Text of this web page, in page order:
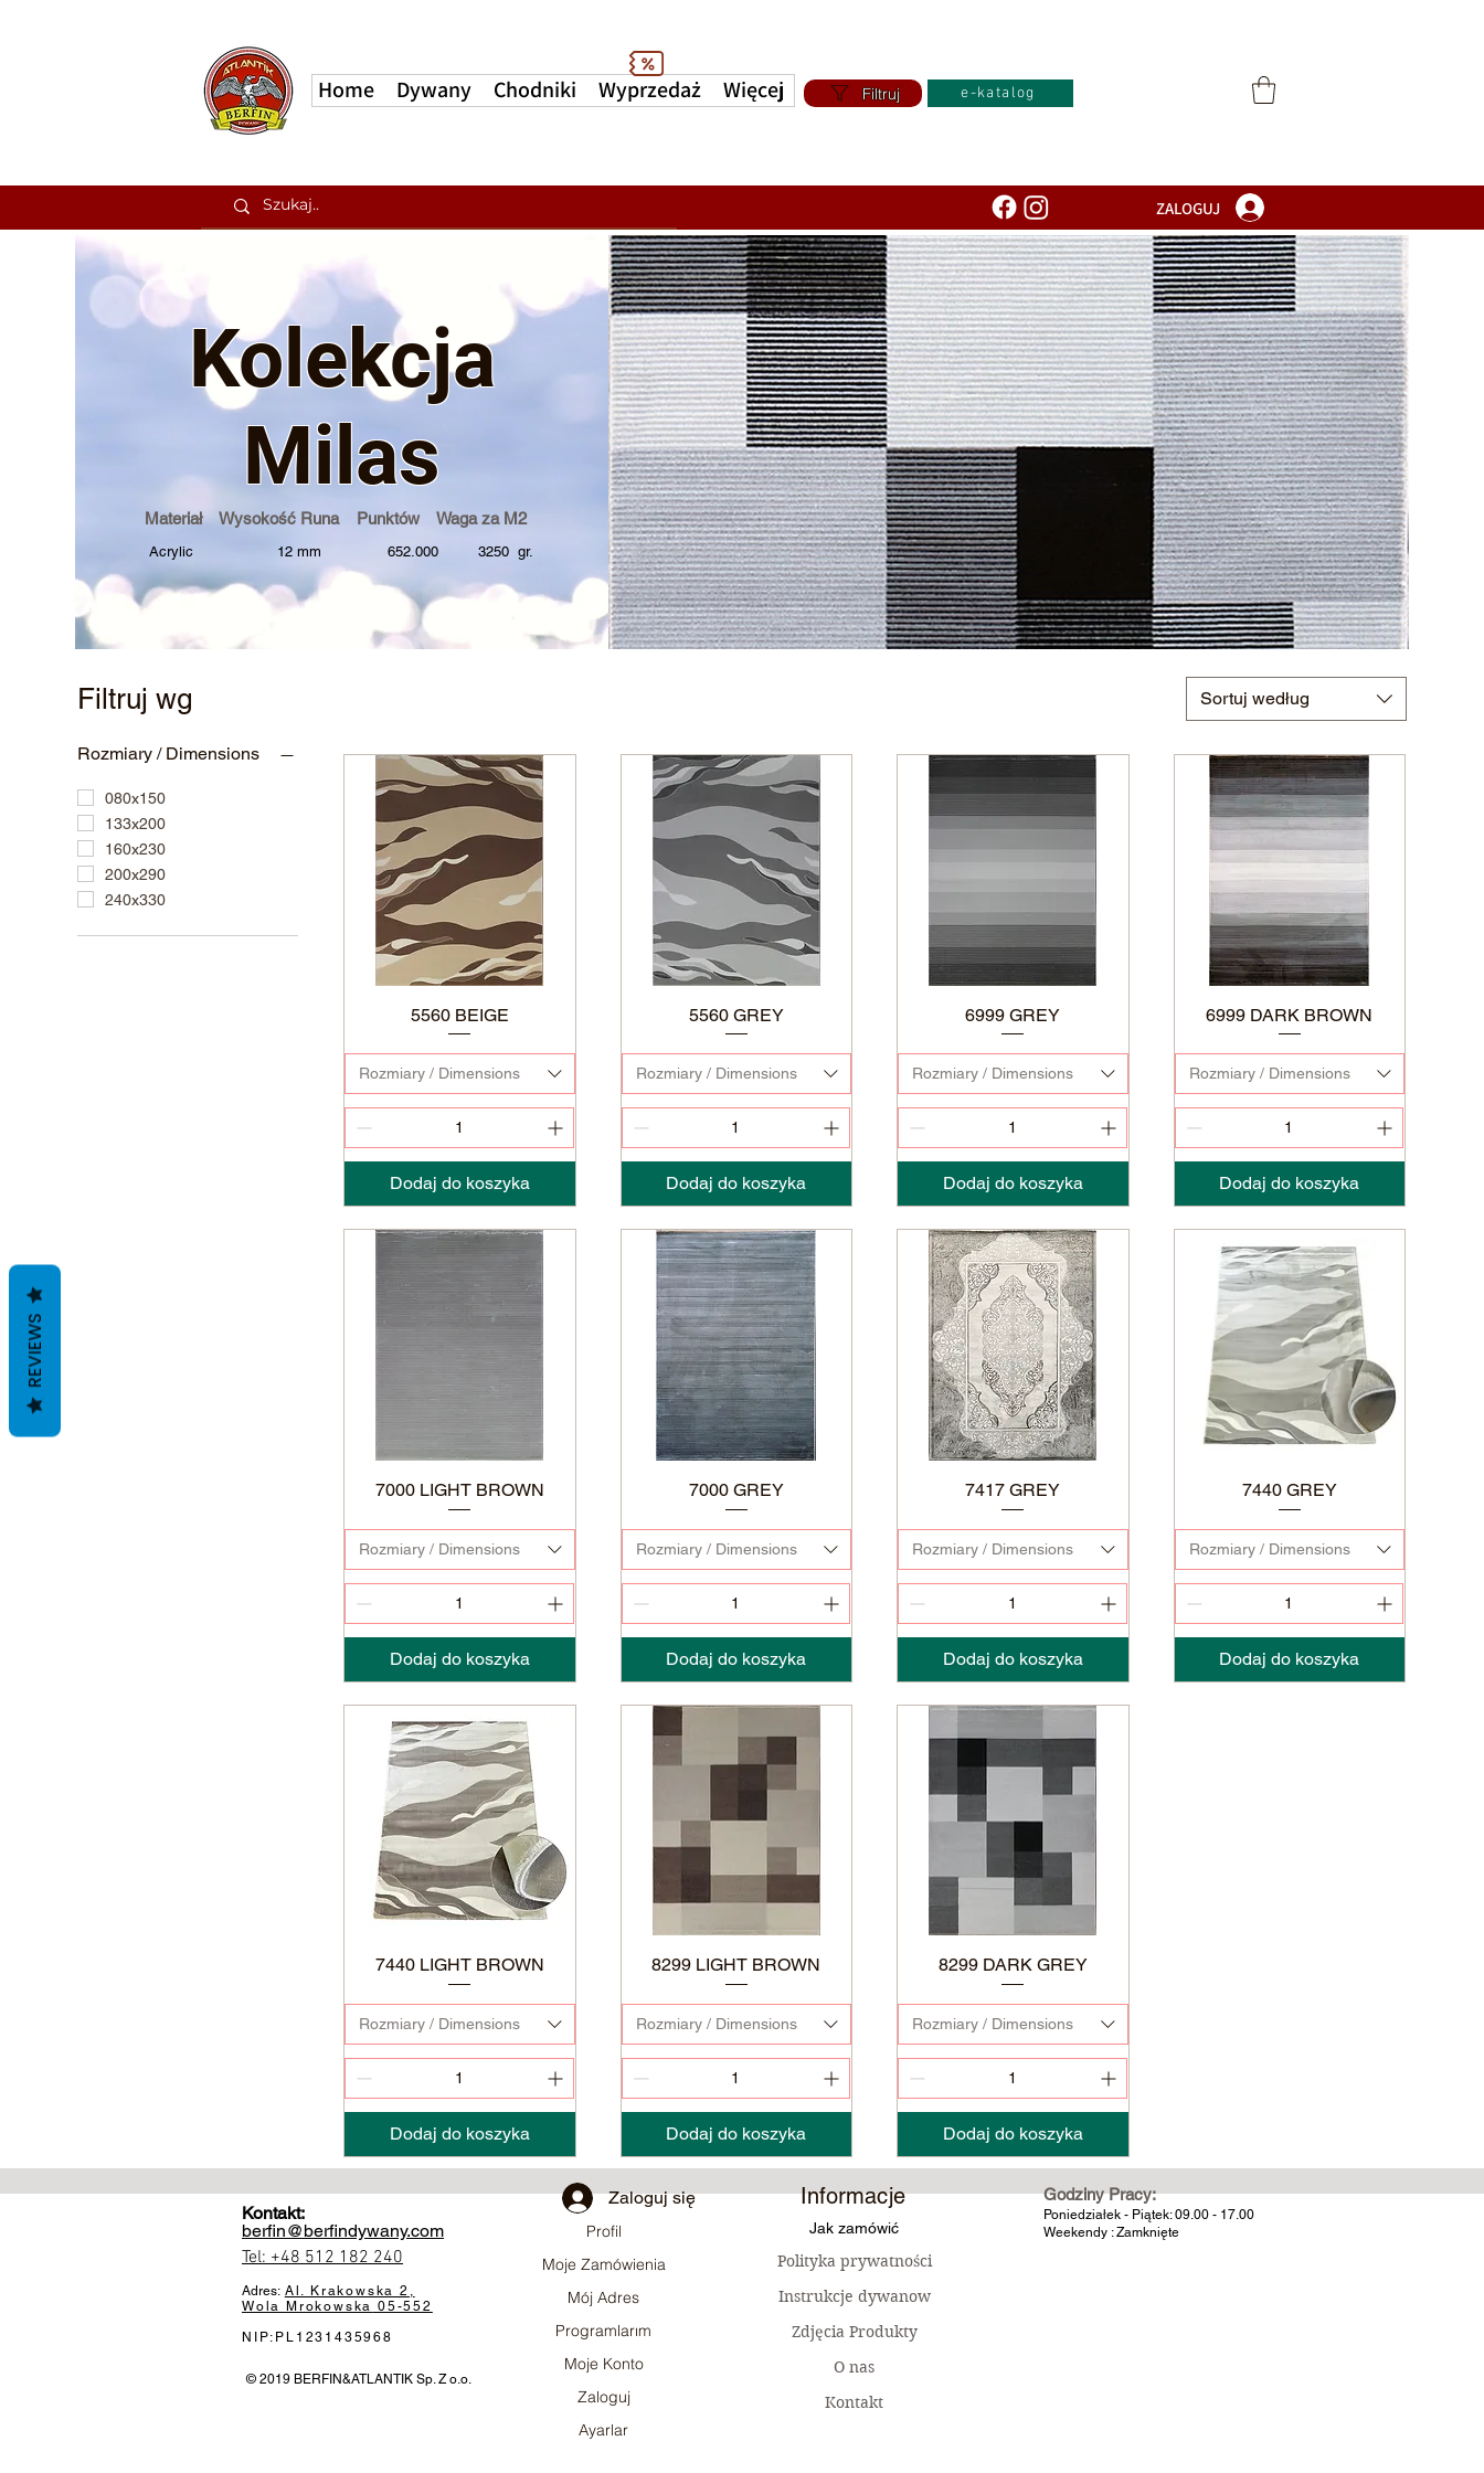
Home Dywany Chodniki Wyprzedaż Więcej Filtruj e-katalog
ZALOGUJ
Kolekcja
Milas
Materiał Wysokość Runa Punktów Waga za M2
Acrylic 12 mm 652.000 3250 gr.
Filtruj wg
Rozmiary / Dimensions
080x150
133x200
160x230
200x290
240x330
Sortuj według
5560 BEIGE
Rozmiary / Dimensions
Dodaj do koszyka
5560 GREY
Rozmiary / Dimensions
Dodaj do koszyka
6999 GREY
Rozmiary / Dimensions
Dodaj do koszyka
6999 DARK BROWN
Rozmiary / Dimensions
Dodaj do koszyka
7000 LIGHT BROWN
Rozmiary / Dimensions
Dodaj do koszyka
7000 GREY
Rozmiary / Dimensions
Dodaj do koszyka
7417 GREY
Rozmiary / Dimensions
Dodaj do koszyka
7440 GREY
Rozmiary / Dimensions
Dodaj do koszyka
7440 LIGHT BROWN
Rozmiary / Dimensions
Dodaj do koszyka
8299 LIGHT BROWN
Rozmiary / Dimensions
Dodaj do koszyka
8299 DARK GREY
Rozmiary / Dimensions
Dodaj do koszyka
Kontakt:
berfin@berfindywany.com
Tel: +48 512 182 240
Adres: Al. Krakowska 2,
Wola Mrokowska 05-552
NIP:PL1231435968
© 2019 BERFIN&ATLANTIK Sp. Z o.o.
Zaloguj się Informacje
Profil
Moje Zamówienia
Mój Adres
Programlarım
Moje Konto
Zaloguj
Ayarlar
Jak zamówić
Polityka prywatności
Instrukcje dywanow
Zdjęcia Produkty
O nas
Kontakt
Godziny Pracy:
Poniedziałek - Piątek: 09.00 - 17.00
Weekendy : Zamknięte
REVIEWS